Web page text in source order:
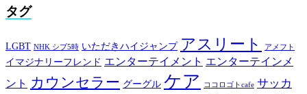
タグ
LGBT NHK シブ5時 いただきハイジャンプ アスリート アメフト
イマジナリーフレンド エンターテイメント エンターテインメ
ント カウンセラー グーグル ケア ココロゴトcafe サッカ